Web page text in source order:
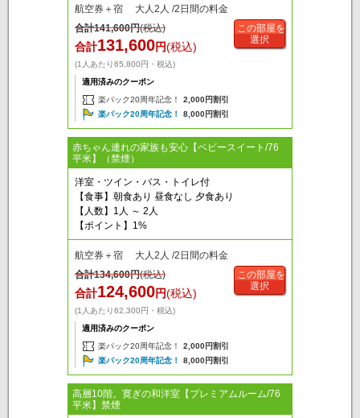
航空券＋宿 大人2人 /2日間の料金
合計141,600円(税込)
合計131,600円(税込)
(1人あたり65,800円・税込)
適用済みのクーポン
楽パック20周年記念！
2,000円割引
楽パック20周年記念！
8,000円割引
この部屋を
選択
赤ちゃん連れの家族も安心【ベビースイート/76
平米】（禁煙）
洋室・ツイン・バス・トイレ付
【食事】朝食あり 昼食なし 夕食あり
【人数】1人 ～ 2人
【ポイント】1%
航空券＋宿 大人2人 /2日間の料金
合計134,600円(税込)
合計124,600円(税込)
(1人あたり62,300円・税込)
適用済みのクーポン
楽パック20周年記念！
2,000円割引
楽パック20周年記念！
8,000円割引
この部屋を
選択
高層10階。寛ぎの和洋室【プレミアムルーム/76
平米】禁煙